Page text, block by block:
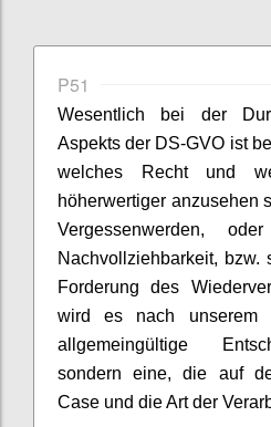
P51
Wesentlich bei der
Aspekts der DS-GVO ist
welches Recht und
höherwertiger anzusehen
Vergessenwerden,
Nachvollziehbarkeit, bzw.
Forderung des
wird es nach unserem
allgemeingültige
sondern eine, die auf
Case und die Art der